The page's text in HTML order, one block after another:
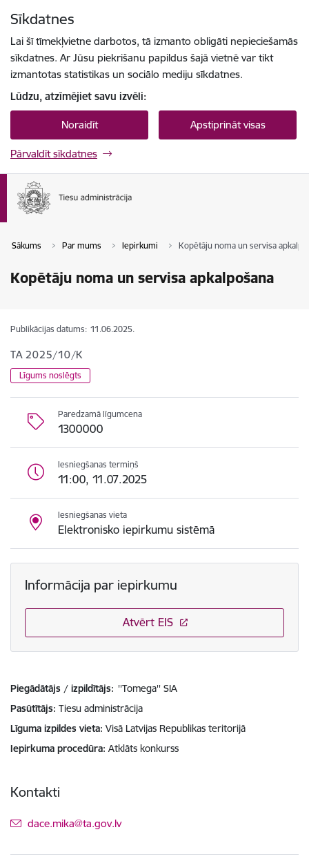
Sīkdatnes
Lai šī tīmekļvietne darbotos, tā izmanto obligāti nepieciešamās
sīkdatnes. Ar Jūsu piekrišanu papildus šajā vietnē var tikt
izmantotas statistikas un sociālo mediju sīkdatnes.
Lūdzu, atzīmējiet savu izvēli:
Noraidīt Apstiprināt visas
Pārvaldīt sīkdatnes
Sākums Par mums Iepirkumi Kopētāju noma un servisa
Kopētāju noma un servisa apkalpošana
Publikācijas datums: 11.06.2025.
TA 2025/10/K
Līgums noslēgts
Paredzamā līgumcena
1300000
Iesniegšanas termiņš
11:00, 11.07.2025
Iesniegšanas vieta
Elektronisko iepirkumu sistēmā
Informācija par iepirkumu
Atvērt EIS
Piegādātājs / izpildītājs: ''Tomega'' SIA
Pasūtītājs Tiesu administrācija
Līguma izpildes vieta Visā Latvijas Republikas teritorijā
Iepirkuma procedūra Atklāts konkurss
Kontakti
E-pasts:
dace.mika@ta.gov.lv